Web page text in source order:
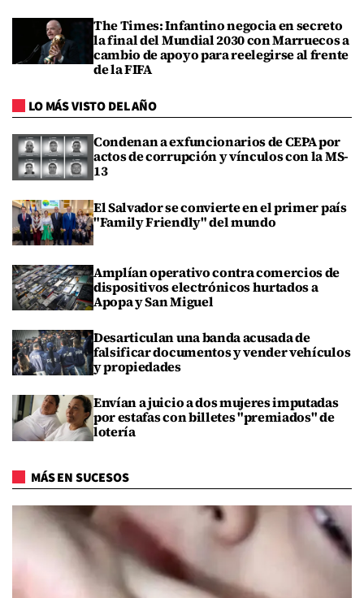
The Times: Infantino negocia en secreto
la final del Mundial 2030 con Marruecos a
cambio de apoyo para reelegirse al frente
de la FIFA
LO MÁS VISTO DEL AÑO
Condenan a exfuncionarios de CEPA por
actos de corrupción y vínculos con la MS-
13
El Salvador se convierte en el primer país
"Family Friendly" del mundo
Amplían operativo contra comercios de
dispositivos electrónicos hurtados a
Apopa y San Miguel
Desarticulan una banda acusada de
falsificar documentos y vender vehículos
y propiedades
Envían a juicio a dos mujeres imputadas
por estafas con billetes "premiados" de
lotería
MÁS EN SUCESOS